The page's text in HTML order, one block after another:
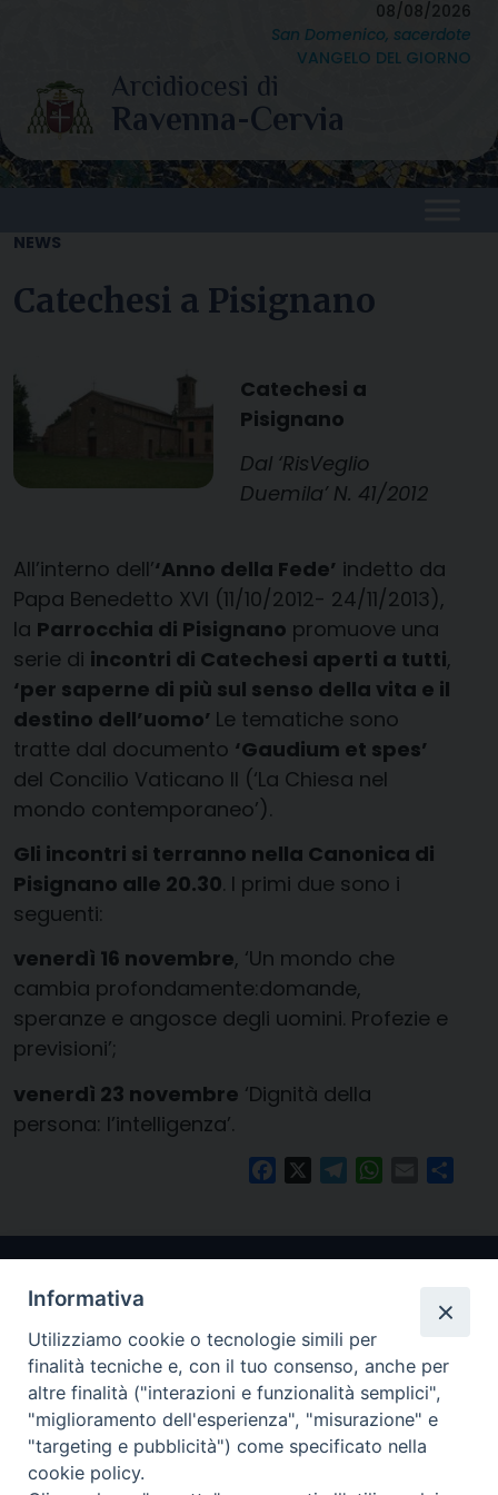
content
08/08/2026
San Domenico, sacerdote
VANGELO DEL GIORNO
NEWS
Catechesi a Pisignano
Catechesi a
Pisignano
Dal ‘RisVeglio
Duemila’ N. 41/2012
All’interno dell’‘Anno della Fede’ indetto da
Papa Benedetto XVI (11/10/2012- 24/11/2013),
la Parrocchia di Pisignano promuove una
serie di incontri di Catechesi aperti a tutti,
‘per saperne di più sul senso della vita e il
destino dell’uomo’ Le tematiche sono
tratte dal documento ‘Gaudium et spes’
del Concilio Vaticano II (‘La Chiesa nel
mondo contemporaneo’).
Gli incontri si terranno nella Canonica di
Pisignano alle 20.30. I primi due sono i
seguenti:
venerdì 16 novembre, ‘Un mondo che
cambia profondamente:domande,
speranze e angosce degli uomini. Profezie e
previsioni’;
venerdì 23 novembre ‘Dignità della
persona: l’intelligenza’.
FacebookTelegramWhatsApp
Email
Arcidiocesi di Ravenna-Cervia
CONTATTI
Informativa
Utilizziamo cookie o tecnologie simili per
finalità tecniche e, con il tuo consenso, anche per
altre finalità ("interazioni e funzionalità semplici",
"miglioramento dell'esperienza", "misurazione" e
"targeting e pubblicità") come specificato nella
cookie policy.